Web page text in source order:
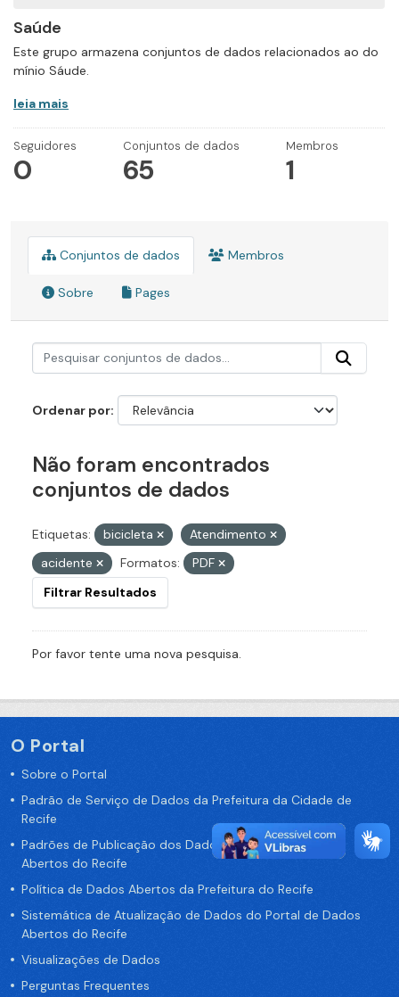
Saúde
Este grupo armazena conjuntos de dados relacionados ao do
mínio Sáude.
leia mais
Seguidores
0
Conjuntos de dados
65
Membros
1
Conjuntos de dados Membros
Sobre Pages
Ordenar por
Não foram encontrados
conjuntos de dados
Etiquetas: bicicleta
Atendimento
acidente
Formatos:
PDF
Filtrar Resultados
Por favor tente uma nova pesquisa.
O Portal
Sobre o Portal
Padrão de Serviço de Dados da Prefeitura da Cidade de
Recife
Padrões de Publicação dos Dados no Portal de Dados
Abertos do Recife
Política de Dados Abertos da Prefeitura do Recife
Sistemática de Atualização de Dados do Portal de Dados
Abertos do Recife
Visualizações de Dados
Perguntas Frequentes